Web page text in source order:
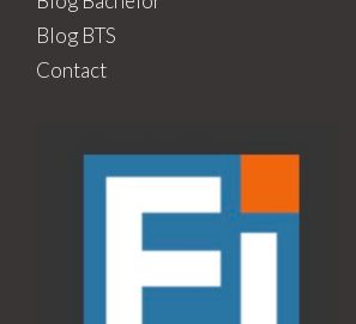
Blog BTS
Contact